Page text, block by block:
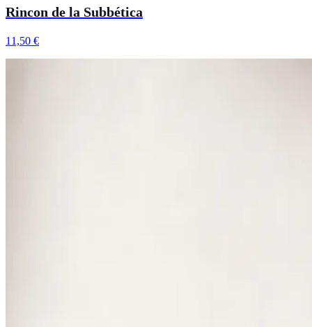
Rincon de la Subbética
11,50 €